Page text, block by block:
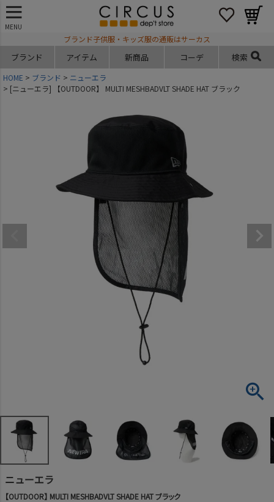
MENU
ブランド子供服・キッズ服の通販はサーカス
ブランド アイテム 新商品 コーデ 検索
HOME ブランド
ニューエラ
[ニューエラ] 【OUTDOOR】 MULTI MESHBADVLT SHADE HAT ブラック
ニューエラ
【OUTDOOR】 MULTI MESHBADVLT SHADE HAT ブラック